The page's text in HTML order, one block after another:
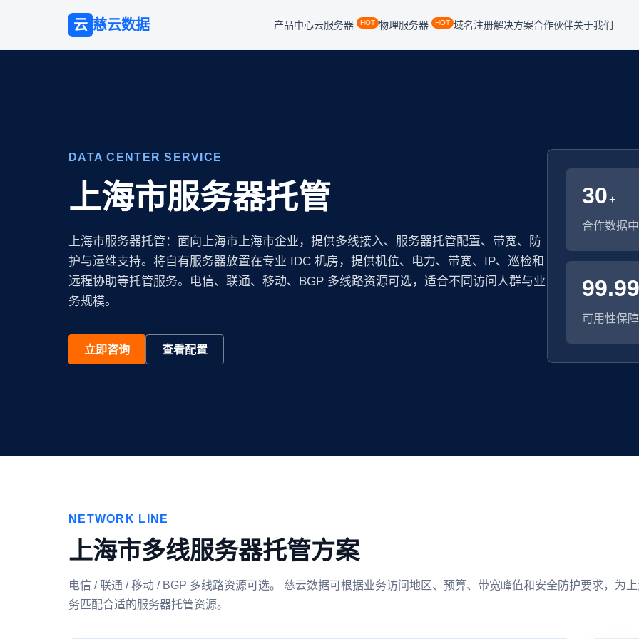
云 慈云数据 产品中心云服务器 HOT 物理服务器 HOT 域名注册解决方案合作伙伴关于我们
DATA CENTER SERVICE
上海市服务器托管
上海市服务器托管：面向上海市上海市企业，提供多线接入、服务器托管配置、带宽、防
护与运维支持。将自有服务器放置在专业 IDC 机房，提供机位、电力、带宽、IP、巡检和
远程协助等托管服务。电信、联通、移动、BGP 多线路资源可选，适合不同访问人群与业
务规模。
立即咨询 查看配置
30+
合作数据
99.99
可用性保障
NETWORK LINE
上海市多线服务器托管方案
电信 / 联通 / 移动 / BGP 多线路资源可选。 慈云数据可根据业务访问地区、预算、带宽峰值和安全防护要求，为
务匹配合适的服务器托管资源。